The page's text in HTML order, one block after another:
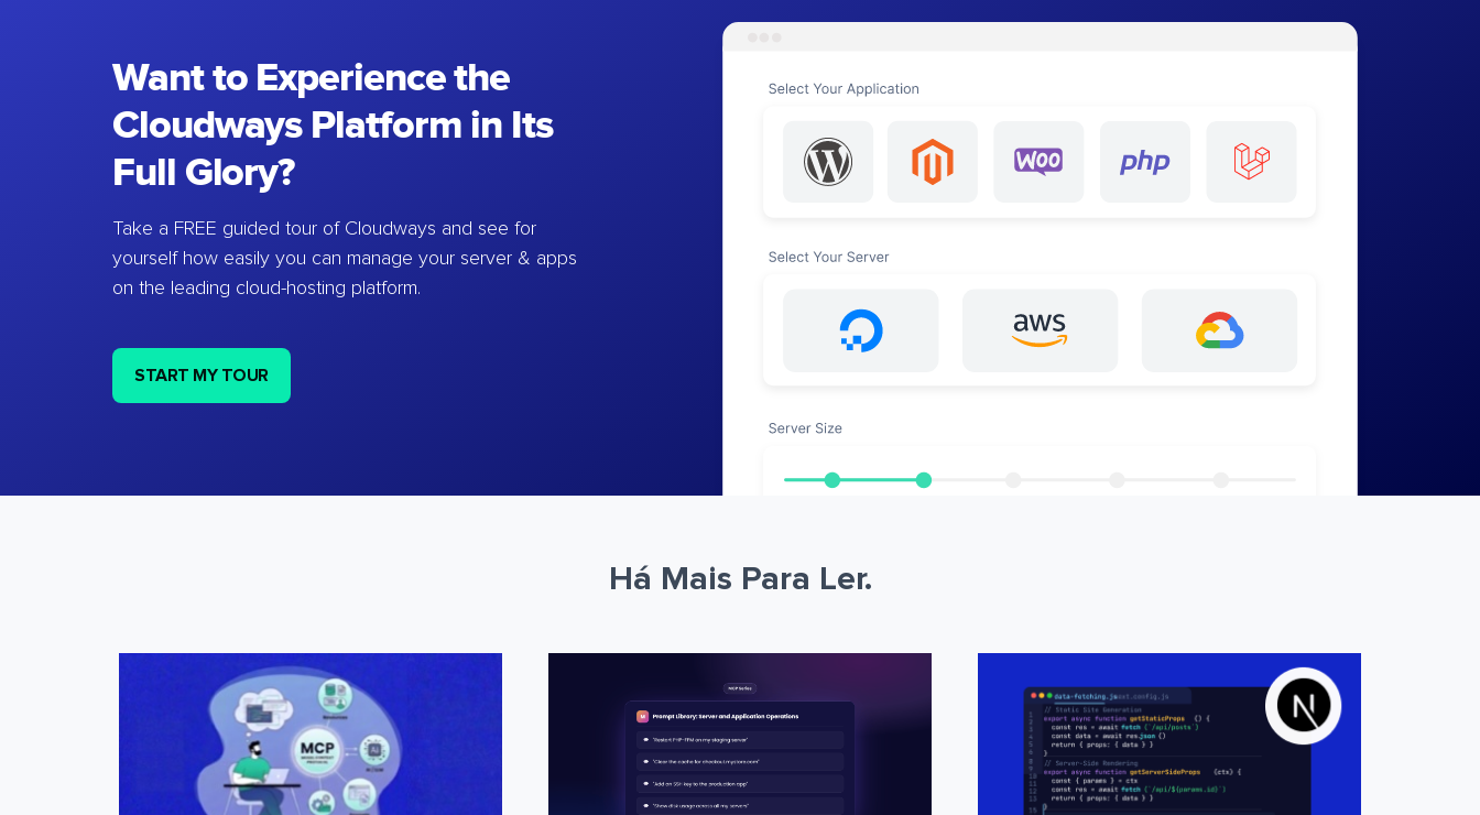
Want to Experience the
Cloudways Platform in Its
Full Glory?
Take a FREE guided tour of Cloudways and see for
yourself how easily you can manage your server & apps
on the leading cloud-hosting platform.
START MY TOUR
Há Mais Para Ler.